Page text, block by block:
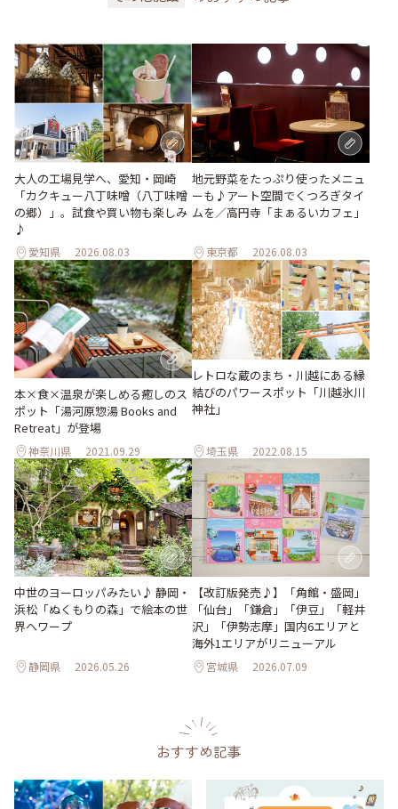
大人の工場見学へ、愛知・岡崎
「カクキュー八丁味噌（八丁味噌
の郷）」。試食や買い物も楽しみ
♪
愛知県 2026.08.03
地元野菜をたっぷり使ったメニュ
ーも♪アート空間でくつろぎタイ
ムを／高円寺「まぁるいカフェ」
東京都 2026.08.03
本×食×温泉が楽しめる癒しのス
ポット「湯河原惣湯 Books and
Retreat」が登場
神奈川県 2021.09.29
レトロな蔵のまち・川越にある縁
結びのパワースポット「川越氷川
神社」
埼玉県 2022.08.15
中世のヨーロッパみたい♪ 静岡・
浜松「ぬくもりの森」で絵本の世
界へワープ
静岡県 2026.05.26
【改訂版発売♪】「角館・盛岡」
「仙台」「鎌倉」「伊豆」「軽井
沢」「伊勢志摩」国内6エリアと
海外1エリアがリニューアル
宮城県 2026.07.09
おすすめ記事